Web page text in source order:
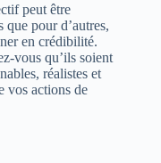
peut être
que pour d’autres,
en crédibilité.
vous qu’ils soient
réalistes et
vos actions de